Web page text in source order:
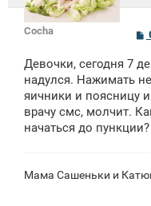
Cocha
С
о
б
щ
н
и
е
Девочки, сегодня 7
надулся. Нажимать
яичники и поясницу
врачу смс, молчит.
начаться до пункции?
Мама Сашеньки и